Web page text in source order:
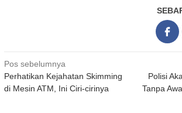
Navigasi
pos
Pos sebelumnya
Perhatikan Kejahatan Skimming
di Mesin ATM, Ini Ciri-cirinya
Polisi
Tanpa